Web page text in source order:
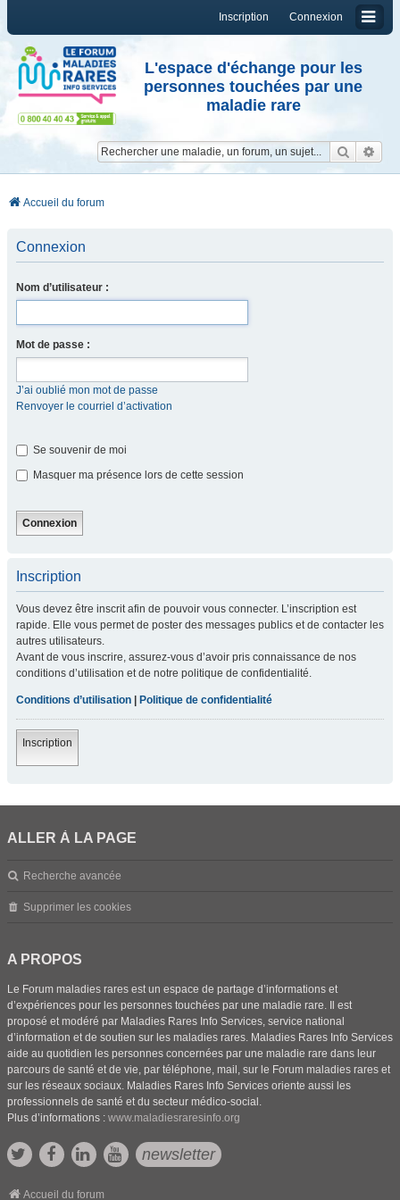
Connexion
Inscription
L'espace d'échange pour les
personnes touchées par une
maladie rare
Accueil du forum
Connexion
Nom d’utilisateur :
Mot de passe :
J’ai oublié mon mot de passe
Renvoyer le courriel d’activation
Se souvenir de moi
Masquer ma présence lors de cette session
Inscription
Vous devez être inscrit afin de pouvoir vous connecter. L’inscription est
rapide. Elle vous permet de poster des messages publics et de contacter les
autres utilisateurs.
Avant de vous inscrire, assurez-vous d’avoir pris connaissance de nos
conditions d’utilisation et de notre politique de confidentialité.
Conditions d’utilisation Politique de confidentialité
Inscription
ALLER À LA PAGE
Recherche avancée
Supprimer les cookies
A PROPOS
Le Forum maladies rares est un espace de partage d’informations et
d’expériences pour les personnes touchées par une maladie rare. Il est
proposé et modéré par Maladies Rares Info Services, service national
d’information et de soutien sur les maladies rares. Maladies Rares Info Services
aide au quotidien les personnes concernées par une maladie rare dans leur
parcours de santé et de vie, par téléphone, mail, sur le Forum maladies rares et
sur les réseaux sociaux. Maladies Rares Info Services oriente aussi les
professionnels de santé et du secteur médico-social.
Plus d’informations : www.maladiesraresinfo.org
newsletter
Accueil du forum